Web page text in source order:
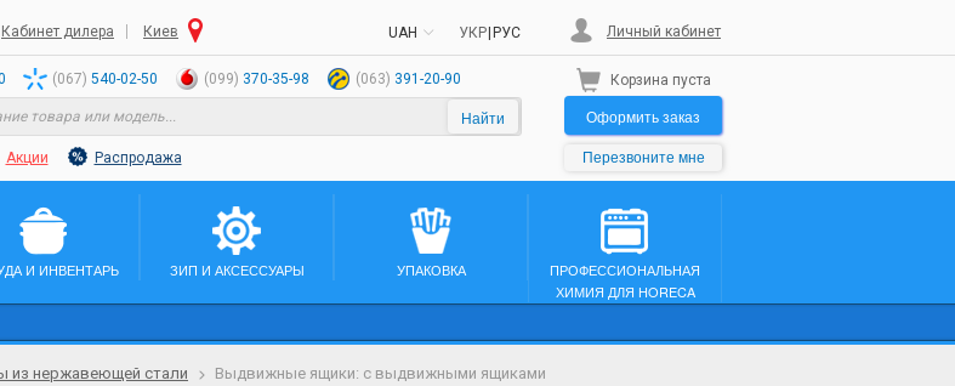
Кабинет дилера Киев UAH РУС
УКР Личный кабинет
(067) 540-02-50 (099) 370-35-98 (063) 391-20-90
Найти
Акции Распродажа
Корзина пуста
Оформить заказ
Перезвоните мне
И ИНВЕНТАРЬ ЗИП И АКСЕССУАРЫ УПАКОВКА
ПРОФЕССИОНАЛЬНАЯ
ХИМИЯ ДЛЯ HORECA
из нержавеющей стали Выдвижные ящики: с выдвижными ящиками